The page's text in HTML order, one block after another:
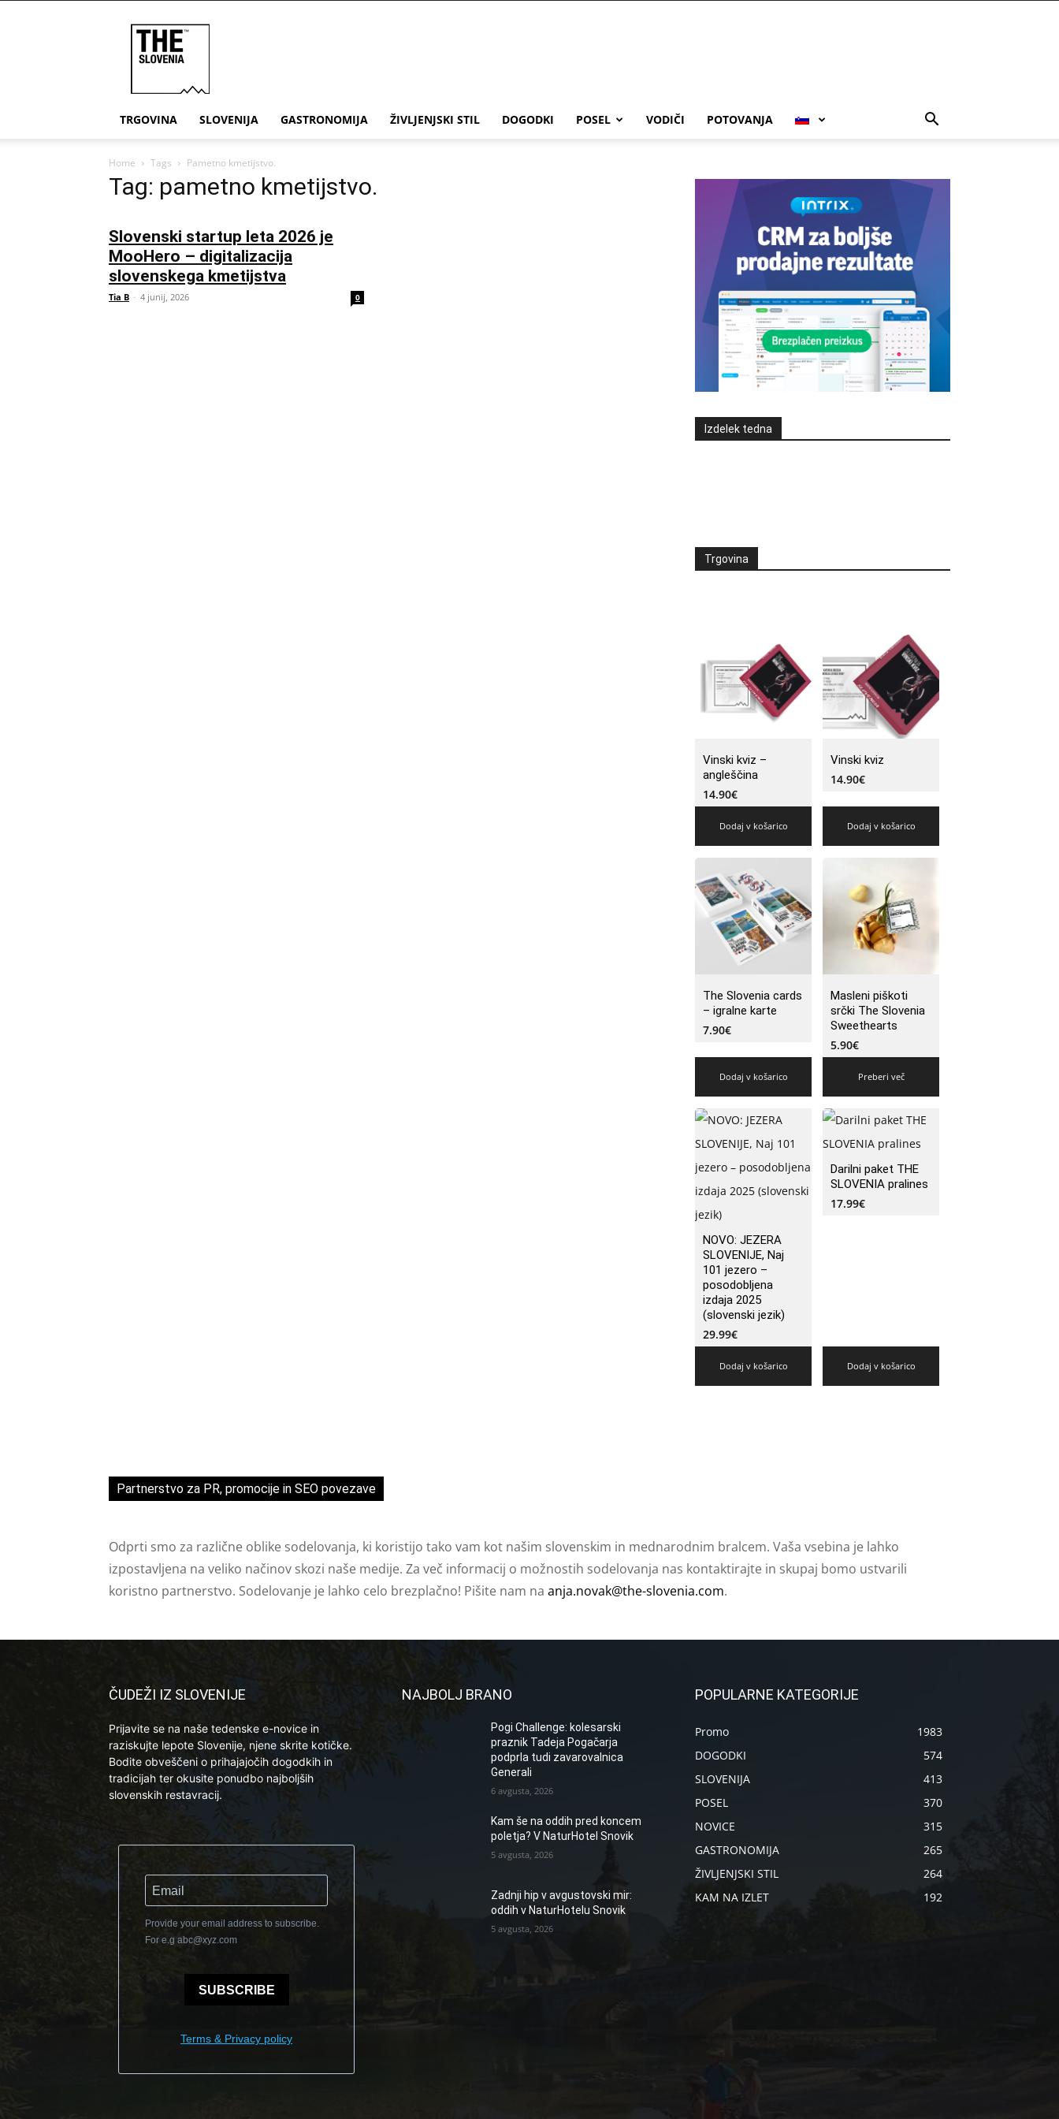
TRGOVINA SLOVENIJA GASTRONOMIJA ŽIVLJENJSKI STIL DOGODKI POSEL VODIČI POTOVANJA
Home Tags Pametno kmetijstvo.
Tag: pametno kmetijstvo.
Slovenski startup leta 2026 je
MooHero – digitalizacija
slovenskega kmetijstva
Tia B - 4 junij, 2026 0
Izdelek tedna
Trgovina
Vinski kviz –
angleščina
14.90€
Dodaj v košarico
Vinski kviz
14.90€
Dodaj v košarico
The Slovenia cards
– igralne karte
7.90€
Dodaj v košarico
Masleni piškoti
srčki The Slovenia
Sweethearts
5.90€
Preberi več
NOVO: JEZERA
SLOVENIJE, Naj
101 jezero –
posodobljena
izdaja 2025
(slovenski jezik)
29.99€
Dodaj v košarico
Darilni paket THE
SLOVENIA pralines
17.99€
Dodaj v košarico
Partnerstvo za PR, promocije in SEO povezave
Odprti smo za različne oblike sodelovanja, ki koristijo tako vam kot našim slovenskim in mednarodnim bralcem. Vaša vsebina je lahko
izpostavljena na veliko načinov skozi naše medije. Za več informacij o možnostih sodelovanja nas kontaktirajte in skupaj bomo ustvarili
koristno partnerstvo. Sodelovanje je lahko celo brezplačno! Pišite nam na anja.novak@the-slovenia.com.
ČUDEŽI IZ SLOVENIJE
Prijavite se na naše tedenske e-novice in
raziskujte lepote Slovenije, njene skrite kotičke.
Bodite obveščeni o prihajajočih dogodkih in
tradicijah ter okusite ponudbo najboljših
slovenskih restavracij.
Provide your email address to subscribe.
For e.g abc@xyz.com
SUBSCRIBE
Terms & Privacy policy
NAJBOLJ BRANO
Pogi Challenge: kolesarski
praznik Tadeja Pogačarja
podprla tudi zavarovalnica
Generali
6 avgusta, 2026
Kam še na oddih pred koncem
poletja? V NaturHotel Snovik
5 avgusta, 2026
Zadnji hip v avgustovski mir:
oddih v NaturHotelu Snovik
5 avgusta, 2026
POPULARNE KATEGORIJE
Promo
1983
DOGODKI
574
SLOVENIJA
413
POSEL
370
NOVICE
315
GASTRONOMIJA
265
ŽIVLJENJSKI STIL
264
KAM NA IZLET
192